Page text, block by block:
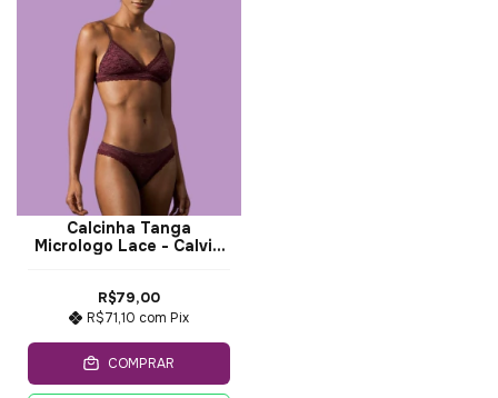
Calcinha Tanga
Micrologo Lace - Calvin
R$79,00
R$71,10 com Pix
COMPRAR